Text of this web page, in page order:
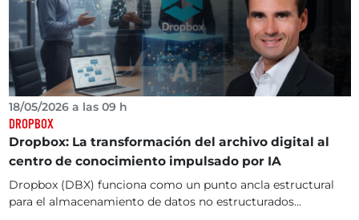
18/05/2026 a las 09 h
DROPBOX
Dropbox: La transformación del archivo digital al
centro de conocimiento impulsado por IA
Dropbox (DBX) funciona como un punto ancla estructural
para el almacenamiento de datos no estructurados...